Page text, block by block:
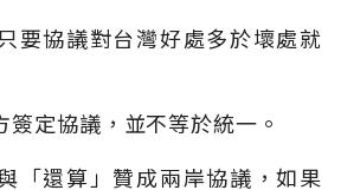
要協議對台灣好處多於壞處就
定協議，並不等於統一。
「還算」贊成兩岸協議，如果